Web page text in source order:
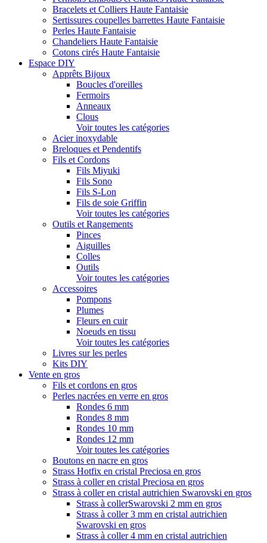
Bracelets et Colliers Haute Fantaisie
Sertissures coupelles barrettes Haute Fantaisie
Perles Haute Fantaisie
Chandeliers Haute Fantaisie
Cotons cirés Haute Fantaisie
Espace DIY
Apprêts Bijoux
Boucles d'oreilles
Fermoirs
Anneaux
Clous
Voir toutes les catégories
Acier inoxydable
Breloques et Pendentifs
Fils et Cordons
Fils Miyuki
Fils Sono
Fils S-Lon
Fils de soie Griffin
Voir toutes les catégories
Outils et Rangements
Pinces
Aiguilles
Colles
Outils
Voir toutes les catégories
Accessoires
Pompons
Plumes
Fleurs en cuir
Noeuds en tissu
Voir toutes les catégories
Livres sur les perles
Kits DIY
Vente en gros
Fils et cordons en gros
Perles nacrées en verre en gros
Rondes 6 mm
Rondes 8 mm
Rondes 10 mm
Rondes 12 mm
Voir toutes les catégories
Boutons en nacre en gros
Strass Hotfix en cristal Preciosa en gros
Strass à coller en cristal Preciosa en gros
Strass à coller en cristal autrichien Swarovski en gros
Strass à collerSwarovski 2 mm en gros
Strass à coller 3 mm en cristal autrichien
Swarovski en gros
Strass à coller 4 mm en cristal autrichien